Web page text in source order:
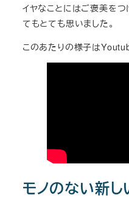
イヤなことにはご褒美を
てもとても思いました。
このあたりの様子は
モノのない新